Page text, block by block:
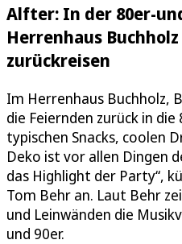
Alfter: In der 80er-
Herrenhaus
zurückreisen
Im Herrenhaus Buchholz,
die Feiernden zurück in die
typischen Snacks, coolen
Deko ist vor allen Dingen
das Highlight der Party“,
Tom Behr an. Laut Behr
und Leinwänden die
und 90er.